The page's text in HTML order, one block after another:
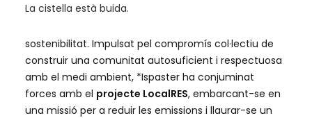
La cistella està buida.
En el petit municipi de Ispaster (País Basc) està en
sostenibilitat. Impulsat pel compromís col·lectiu de
construir una comunitat autosuficient i respectuosa
amb el medi ambient, *Ispaster ha conjuminat
forces amb el projecte LocalRES, embarcant-se en
una missió per a reduir les emissions i llaurar-se un